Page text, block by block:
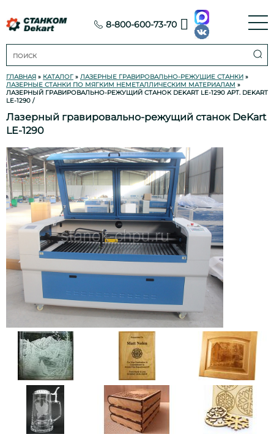
8-800-600-73-70
ГЛАВНАЯ » КАТАЛОГ » ЛАЗЕРНЫЕ ГРАВИРОВАЛЬНО-РЕЖУЩИЕ СТАНКИ »
ЛАЗЕРНЫЕ СТАНКИ ПО МЯГКИМ НЕМЕТАЛЛИЧЕСКИМ МАТЕРИАЛАМ »
ЛАЗЕРНЫЙ ГРАВИРОВАЛЬНО-РЕЖУЩИЙ СТАНОК DEKART LE-1290 АРТ. DEKART
LE-1290 /
Лазерный гравировально-режущий станок DeKart
LE-1290